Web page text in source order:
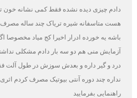
هست متاسفانه شیره تریاک چند ساله مصرف
باشه یه خورده ادرار اخیرا کج میاد مخصوصا
آزمایش منی هم دو سه بار دادم مشکلی
درد و گیر داره و بعدش سوزش در طول آلت
نداره چند دوره آنتی بیوتیک مصرف کردم
راهنمایی بفرمایید